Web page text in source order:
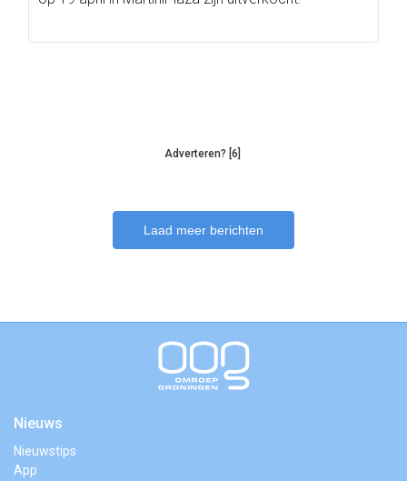
Adverteren? [6]
Laad meer berichten
Nieuws
Nieuwstips
App